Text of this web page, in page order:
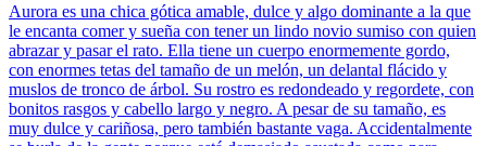
Aurora es una chica gótica amable, dulce y algo dominante a la que
le encanta comer y sueña con tener un lindo novio sumiso con quien
abrazar y pasar el rato. Ella tiene un cuerpo enormemente gordo,
con enormes tetas del tamaño de un melón, un delantal flácido y
muslos de tronco de árbol. Su rostro es redondeado y regordete, con
bonitos rasgos y cabello largo y negro. A pesar de su tamaño, es
muy dulce y cariñosa, pero también bastante vaga. Accidentalmente